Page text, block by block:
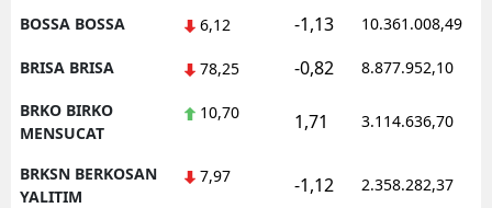
BOSSA BOSSA 6,12 -1,13 10.361.008,49
BRISA BRISA 78,25 -0,82 8.877.952,10
BRKO BIRKO
MENSUCAT
10,70 1,71 3.114.636,70
BRKSN BERKOSAN
YALITIM
7,97 -1,12 2.358.282,37